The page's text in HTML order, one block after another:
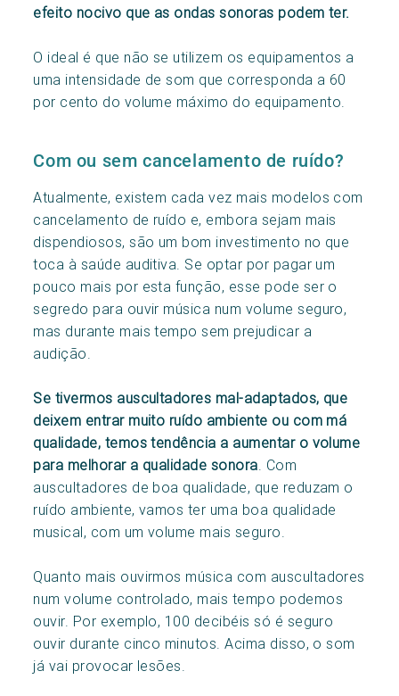
efeito nocivo que as ondas sonoras podem ter.
O ideal é que não se utilizem os equipamentos a
uma intensidade de som que corresponda a 60
por cento do volume máximo do equipamento.
Com ou sem cancelamento de ruído?
Atualmente, existem cada vez mais modelos com
cancelamento de ruído e, embora sejam mais
dispendiosos, são um bom investimento no que
toca à saúde auditiva. Se optar por pagar um
pouco mais por esta função, esse pode ser o
segredo para ouvir música num volume seguro,
mas durante mais tempo sem prejudicar a
audição.
Se tivermos auscultadores mal-adaptados, que
deixem entrar muito ruído ambiente ou com má
qualidade, temos tendência a aumentar o volume
para melhorar a qualidade sonora . Com
auscultadores de boa qualidade, que reduzam o
ruído ambiente, vamos ter uma boa qualidade
musical, com um volume mais seguro.
Quanto mais ouvirmos música com auscultadores
num volume controlado, mais tempo podemos
ouvir. Por exemplo, 100 decibéis só é seguro
ouvir durante cinco minutos. Acima disso, o som
já vai provocar lesões.